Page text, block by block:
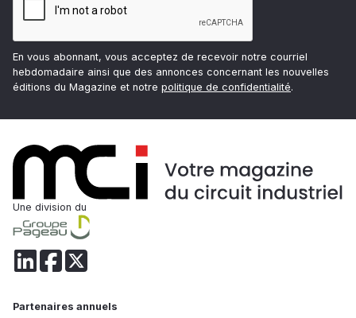
En vous abonnant, vous acceptez de recevoir notre courriel
hebdomadaire ainsi que des annonces concernant les nouvelles
éditions du Magazine et notre politique de confidentialité.
Une division du
Partenaires annuels